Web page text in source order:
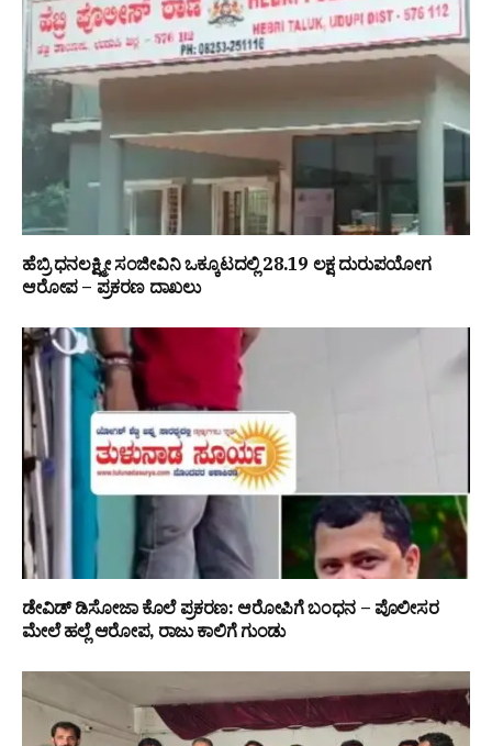
ಹೆಬ್ರಿ ಧನಲಕ್ಷ್ಮೀ ಸಂಜೀವಿನಿ ಒಕ್ಕೂಟದಲ್ಲಿ ₹28.19 ಲಕ್ಷ ದುರುಪಯೋಗ
ಆರೋಪ – ಪ್ರಕರಣ ದಾಖಲು
ಡೇವಿಡ್ ಡಿಸೋಜಾ ಕೊಲೆ ಪ್ರಕರಣ: ಆರೋಪಿಗೆ ಬಂಧನ – ಪೊಲೀಸರ
ಮೇಲೆ ಹಲ್ಲೆ ಆರೋಪ, ರಾಜು ಕಾಲಿಗೆ ಗುಂಡು